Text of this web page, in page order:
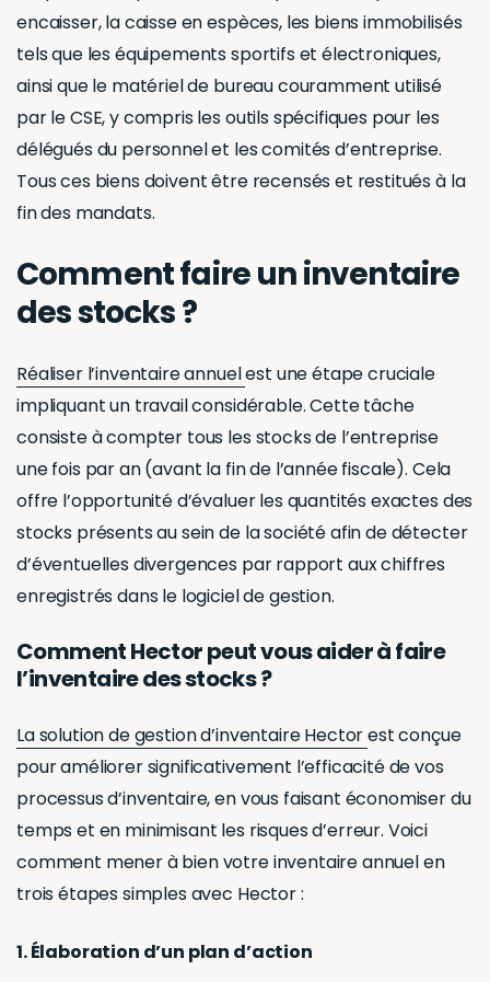
avec une vigilance accrue pour prévenir le vol. Un
suivi rigoureux et systématique des articles stockés
permet de détecter toute disparition inexpliquée
en temps réel. Cette méthode ne se limite pas à la
sécurité des actifs; elle reflète une compréhension
profonde de la responsabilité dans la gestion et
contribue à l’intégrité de l’ensemble de
Dans le contexte du CSE, la gestion d’inventaire
application efficace est synonyme de protection et
de valorisation des ressources essentielles.
Quand est-ce
qu’il faut réaliser
l’inventaire des
stocks ?
Chaque CSE doit réaliser l’inventaire des stocks au
moins une fois par an, de préférence le dernier jour
d’ouverture suivant la permanence. Cette
procédure est cruciale pour la préparation des
comptes annuels du comité social et économique
transparente et responsable.